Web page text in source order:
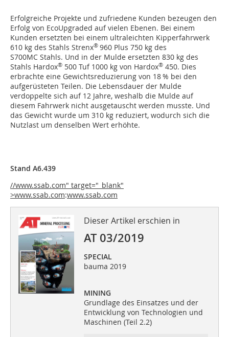
Erfolgreiche Projekte und zufriedene Kunden bezeugen den
Erfolg von EcoUpgraded auf vielen Ebenen. Bei einem
Kunden ersetzten bei einem ultraleichten Kipperfahrwerk
610 kg des Stahls Strenx® 960 Plus 750 kg des
S700MC Stahls. Und in der Mulde ersetzten 830 kg des
Stahls Hardox® 500 Tuf 1000 kg von Hardox® 450. Dies
erbrachte eine Gewichtsreduzierung von 18 % bei den
aufgerüsteten Teilen. Die Lebensdauer der Mulde
verdoppelte sich auf 12 Jahre, weshalb die Mulde auf
diesem Fahrwerk nicht ausgetauscht werden musste. Und
das Gewicht wurde um 310 kg reduziert, wodurch sich die
Nutzlast um denselben Wert erhöhte.
Stand A6.439
//www.ssab.com" target="_blank"
>www.ssab.com:www.ssab.com
Dieser Artikel erschien in
AT 03/2019
SPECIAL
bauma 2019
MINING
Grundlage des Einsatzes und der
Entwicklung von Technologien und
Maschinen (Teil 2.2)